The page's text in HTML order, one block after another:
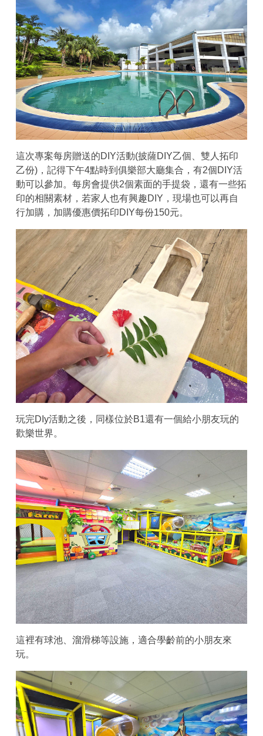
這次專案每房贈送的DIY活動(披薩DIY乙個、雙人拓印
乙份)，記得下午4點時到俱樂部大廳集合，有2個DIY活
動可以參加。每房會提供2個素面的手提袋，還有一些拓
印的相關素材，若家人也有興趣DIY，現場也可以再自
行加購，加購優惠價拓印DIY每份150元。
玩完DIy活動之後，同樣位於B1還有一個給小朋友玩的
歡樂世界。
這裡有球池、溜滑梯等設施，適合學齡前的小朋友來
玩。